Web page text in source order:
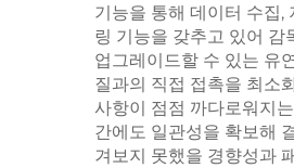
기능을 통해 데이터 수집,
링 기능을 갖추고 있어 감
업그레이드할 수 있는 유
질과의 직접 접촉을 최소
사항이 점점 까다로워지
간에도 일관성을 확보해
겨보지 못했을 경향성과